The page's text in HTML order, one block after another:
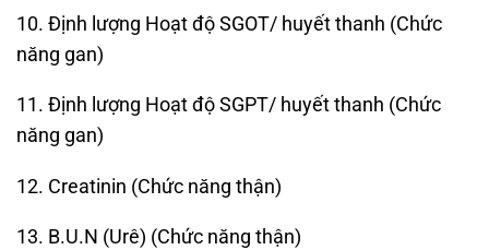
10. Định lượng Hoạt độ SGOT/ huyết thanh (Chức
năng gan)
11. Định lượng Hoạt độ SGPT/ huyết thanh (Chức
năng gan)
12. Creatinin (Chức năng thận)
13. B.U.N (Urê) (Chức năng thận)